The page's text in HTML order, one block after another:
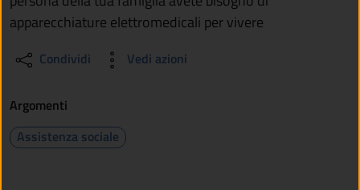
apparecchiature elettromedicali per vivere
Condividi Vedi azioni
Argomenti
Assistenza sociale